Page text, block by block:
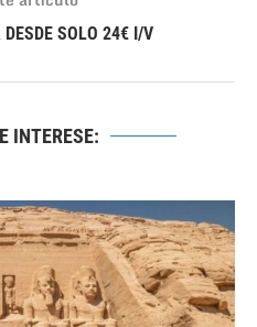
SOLO 24€ I/V
INTERESE: